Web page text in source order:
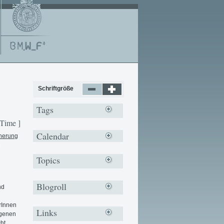
]
Schriftgröße
Tags
Calendar
Topics
Blogroll
Links